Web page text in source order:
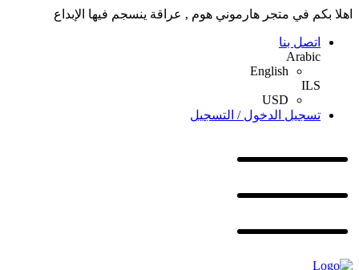
اهلا بكم في متجر هارموني هوم , عراقة ينسجم فيها الإبداع
اتصل بنا
Arabic
English
ILS
USD
تسجيل الدخول / التسجيل